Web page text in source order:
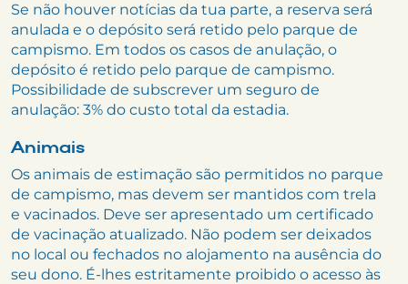
Se não houver notícias da tua parte, a reserva será
anulada e o depósito será retido pelo parque de
campismo. Em todos os casos de anulação, o
depósito é retido pelo parque de campismo.
Possibilidade de subscrever um seguro de
anulação: 3% do custo total da estadia.
Animais
Os animais de estimação são permitidos no parque
de campismo, mas devem ser mantidos com trela
e vacinados. Deve ser apresentado um certificado
de vacinação atualizado. Não podem ser deixados
no local ou fechados no alojamento na ausência do
seu dono. É-lhes estritamente proibido o acesso às